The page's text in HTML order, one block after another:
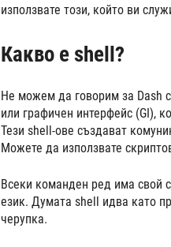
използвате този, който ви
Какво е shell?
Не можем да говорим за Dash
или графичен интерфейс (GI),
Тези shell-ове създават
Можете да използвате
Всеки команден ред има свой
език. Думата shell идва като
черупка.